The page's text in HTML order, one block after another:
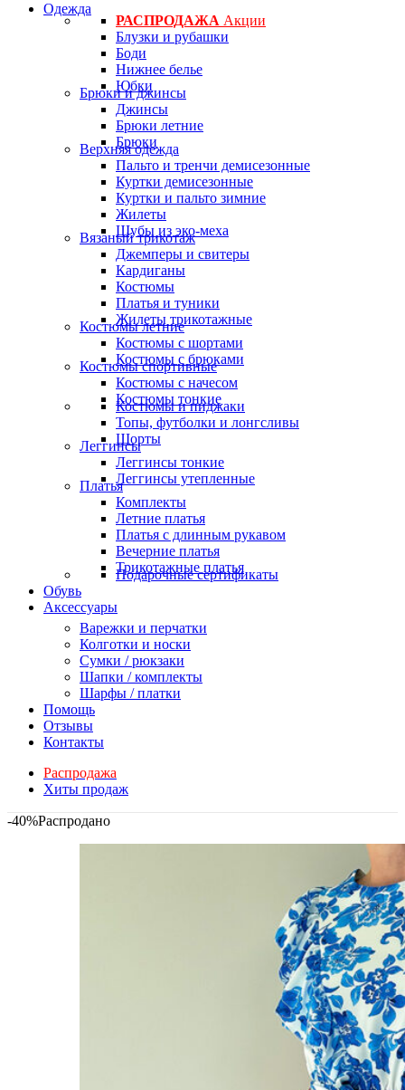
Одежда
РАСПРОДАЖА Акции
Блузки и рубашки
Боди
Нижнее белье
Юбки
Брюки и джинсы
Джинсы
Брюки летние
Брюки
Верхняя одежда
Пальто и тренчи демисезонные
Куртки демисезонные
Куртки и пальто зимние
Жилеты
Шубы из эко-меха
Вязаный трикотаж
Джемперы и свитеры
Кардиганы
Костюмы
Платья и туники
Жилеты трикотажные
Костюмы летние
Костюмы с шортами
Костюмы с брюками
Костюмы спортивные
Костюмы с начесом
Костюмы тонкие
Костюмы и пиджаки
Топы, футболки и лонгсливы
Шорты
Леггинсы
Леггинсы тонкие
Леггинсы утепленные
Платья
Комплекты
Летние платья
Платья с длинным рукавом
Вечерние платья
Трикотажные платья
Подарочные сертификаты
Обувь
Аксессуары
Варежки и перчатки
Колготки и носки
Сумки / рюкзаки
Шапки / комплекты
Шарфы / платки
Помощь
Отзывы
Контакты
Распродажа
Хиты продаж
-40%Распродано